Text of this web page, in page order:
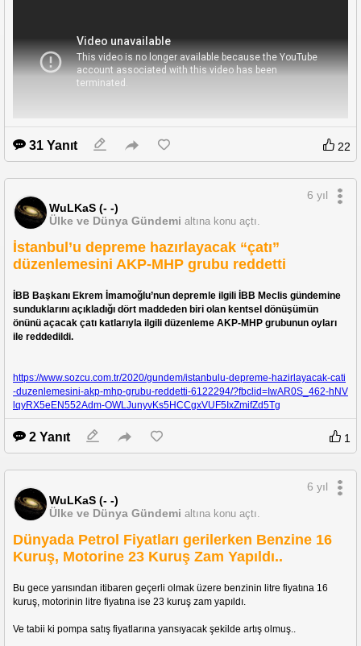
Aşağıdaki  videodaki ablamızın , kayıp kardeşini bulduk arkadaşlar gözümüz
aydın
31 Yanıt 22
WuLKaS (- -)
Ülke ve Dünya Gündemi altına konu açtı.
6 yıl
İstanbul’u depreme hazırlayacak “çatı”
düzenlemesini AKP-MHP grubu reddetti
İBB Başkanı Ekrem İmamoğlu’nun depremle ilgili İBB Meclis gündemine
sunduklarını açıkladığı dört maddeden biri olan kentsel dönüşümün
önünü açacak çatı katlarıyla ilgili düzenleme AKP-MHP grubunun oyları
ile reddedildi.
https://www.sozcu.com.tr/2020/gundem/istanbulu-depreme-hazirlayacak-cati
-duzenlemesini-akp-mhp-grubu-reddetti-6122294/?fbclid=IwAR0S_462-hNV
lqyRX5eEN552Adm-OWLJunyvKs5HCCgxVUF5IxZmifZd5Tg
2 Yanıt 1
WuLKaS (- -)
Ülke ve Dünya Gündemi altına konu açtı.
6 yıl
Dünyada Petrol Fiyatları gerilerken Benzine 16
Kuruş, Motorine 23 Kuruş Zam Yapıldı..
Bu gece yarısından itibaren geçerli olmak üzere benzinin litre fiyatına 16
kuruş, motorinin litre fiyatına ise 23 kuruş zam yapıldı.
Ve tabii ki pompa satış fiyatlarına yansıyacak şekilde artış olmuş..